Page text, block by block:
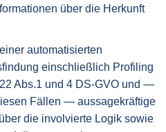
über die Herkunft
automatisierten
einschließlich Profiling
Abs.1 und 4 DS-GVO und —
Fällen — aussagekräftige
die involvierte Logik sowie